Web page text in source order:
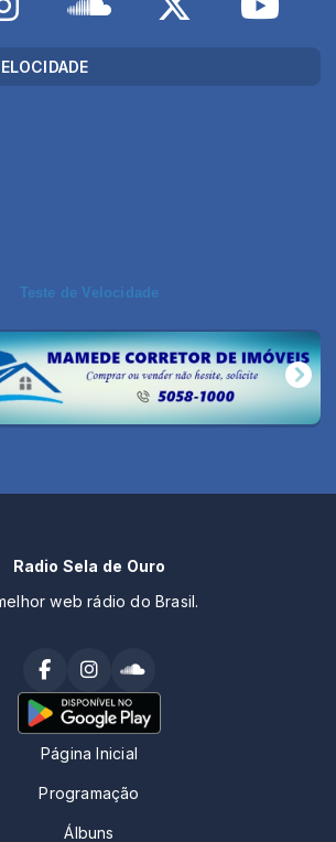
Teste de Velocidade
Radio Sela de Ouro
web rádio do Brasil.
Página Inicial
Programação
Álbuns